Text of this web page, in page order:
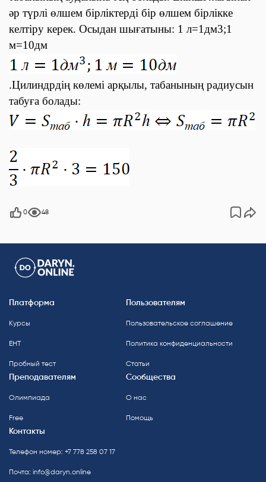
әр түрлі өлшем бірліктерді бір өлшем бірлікке
келтіру керек. Осыдан шығатыны: 1 л=1 дм3;1
м=10дм
.Цилиндрдің көлемі арқылы, табанының радиусын
табуға болады:
0 48
Платформа
Курсы
ЕНТ
Пробный тест
Пользователям
Пользовательское соглашение
Политика конфиденциальности
Статьи
Преподавателям
Олимпиада
Free
Сообщества
О нас
Помощь
Контакты
Телефон номер: +7 778 258 07 17
Почта: info@daryn.online